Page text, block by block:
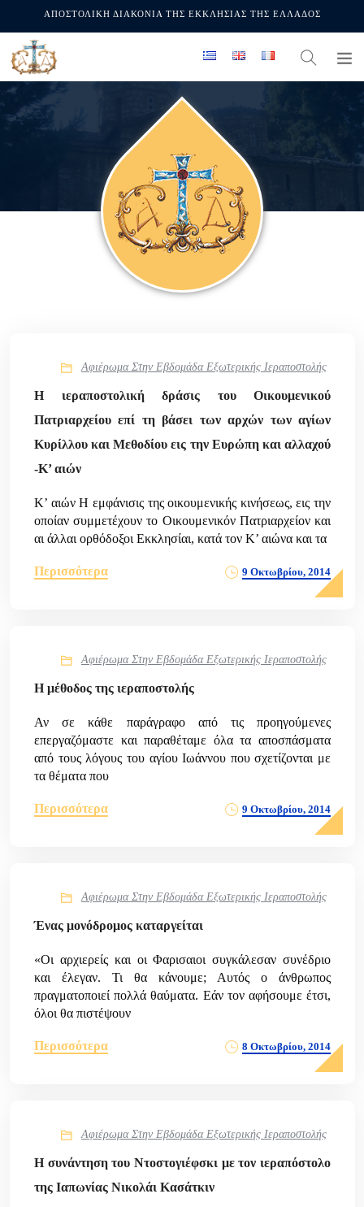
ΑΠΟΣΤΟΛΙΚΗ ΔΙΑΚΟΝΙΑ ΤΗΣ ΕΚΚΛΗΣΙΑΣ ΤΗΣ ΕΛΛΑΔΟΣ
Αφιέρωμα Στην Εβδομάδα Εξωτερικής Ιεραποστολής
Η ιεραποστολική δράσις του Οικουμενικού
Πατριαρχείου επί τη βάσει των αρχών των αγίων
Κυρίλλου και Μεθοδίου εις την Ευρώπη και αλλαχού
-Κ’ αιών
Κ’ αιών Η εμφάνισις της οικουμενικής κινήσεως, εις την
οποίαν συμμετέχουν το Οικουμενικόν Πατριαρχείον και
αι άλλαι ορθόδοξοι Εκκλησίαι, κατά τον Κ’ αιώνα και τα
Περισσότερα 9 Οκτωβρίου, 2014
Αφιέρωμα Στην Εβδομάδα Εξωτερικής Ιεραποστολής
Η μέθοδος της ιεραποστολής
Αν σε κάθε παράγραφο από τις προηγούμενες
επεργαζόμαστε και παραθέταμε όλα τα αποσπάσματα
από τους λόγους του αγίου Ιωάννου που σχετίζονται με
τα θέματα που
Περισσότερα 9 Οκτωβρίου, 2014
Αφιέρωμα Στην Εβδομάδα Εξωτερικής Ιεραποστολής
Ένας μονόδρομος καταργείται
«Οι αρχιερείς και οι Φαρισαιοι συγκάλεσαν συνέδριο
και έλεγαν. Τι θα κάνουμε; Αυτός ο άνθρωπος
πραγματοποιεί πολλά θαύματα. Εάν τον αφήσουμε έτσι,
όλοι θα πιστέψουν
Περισσότερα 8 Οκτωβρίου, 2014
Αφιέρωμα Στην Εβδομάδα Εξωτερικής Ιεραποστολής
Η συνάντηση του Ντοστογιέφσκι με τον ιεραπόστολο
της Ιαπωνίας Νικολάι Κασάτκιν